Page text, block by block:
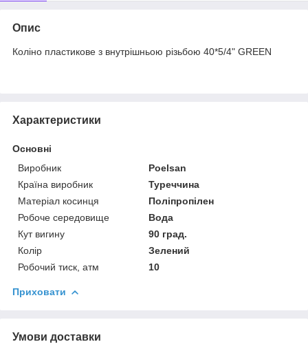
Опис
Коліно пластикове з внутрішньою різьбою 40*5/4" GREEN
Характеристики
Основні
Виробник
Poelsan
Країна виробник
Туреччина
Матеріал косинця
Поліпропілен
Робоче середовище
Вода
Кут вигину
90 град.
Колір
Зелений
Робочий тиск, атм
10
Приховати
Умови доставки